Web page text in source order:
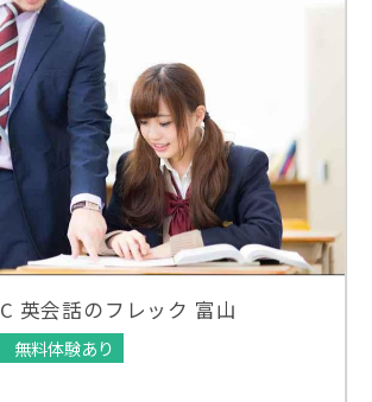
英会話のフレック 富山
無料体験あり